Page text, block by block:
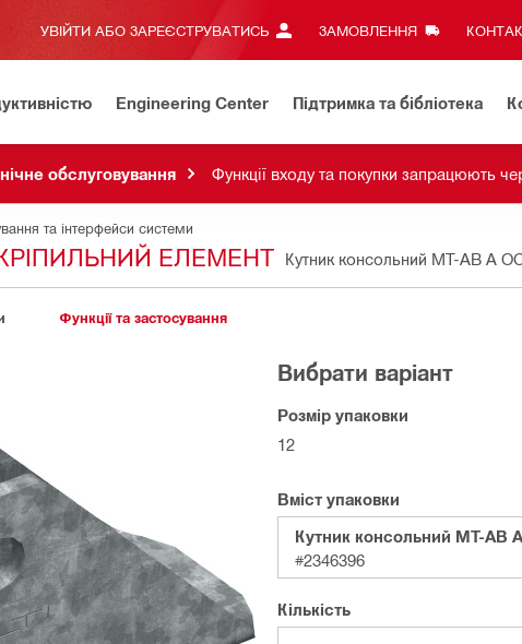
УВІЙТИ АБО ЗАРЕЄСТРУВАТИСЬ ЗАМОВЛЕННЯ
Engineering Center Підтримка та бібліотека
обслуговування Функції входу та покупки запрацюють
та інтерфейси системи
ЕЛЕМЕНТ Кутник консольний MT-AB A
Функції та застосування
Вибрати варіант
Розмір упаковки
12
Вміст упаковки
Кутник консольний MT-AB
#2346396
Кількість